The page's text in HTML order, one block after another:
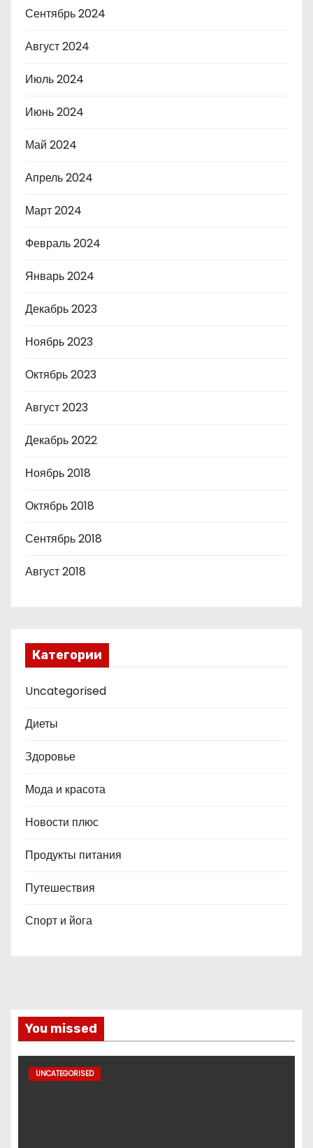
Сентябрь 2024
Август 2024
Июль 2024
Июнь 2024
Май 2024
Апрель 2024
Март 2024
Февраль 2024
Январь 2024
Декабрь 2023
Ноябрь 2023
Октябрь 2023
Август 2023
Декабрь 2022
Ноябрь 2018
Октябрь 2018
Сентябрь 2018
Август 2018
Категории
Uncategorised
Диеты
Здоровье
Мода и красота
Новости плюс
Продукты питания
Путешествия
Спорт и йога
You missed
UNCATEGORISED